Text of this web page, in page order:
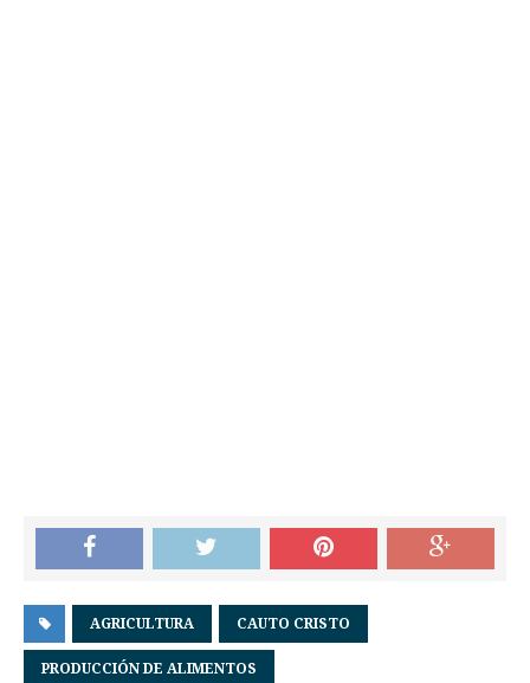
AGRICULTURA CAUTO CRISTO
PRODUCCIÓN DE ALIMENTOS